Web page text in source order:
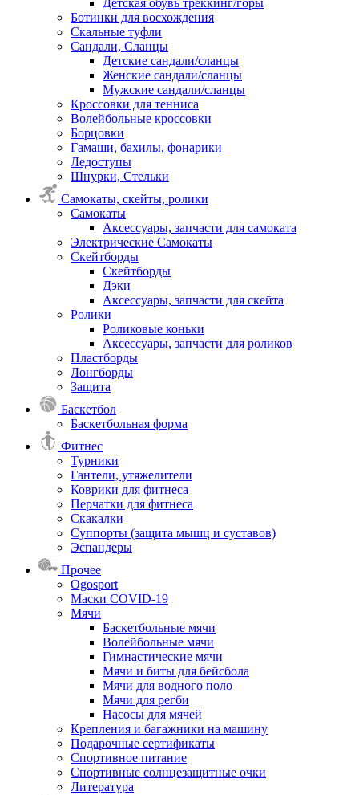
Детская обувь треккинг/горы
Ботинки для восхождения
Скальные туфли
Сандали, Сланцы
Детские сандали/сланцы
Женские сандали/сланцы
Мужские сандали/сланцы
Кроссовки для тенниса
Волейбольные кроссовки
Борцовки
Гамаши, бахилы, фонарики
Ледоступы
Шнурки, Стельки
Самокаты, скейты, ролики
Самокаты
Аксессуары, запчасти для самоката
Электрические Самокаты
Скейтборды
Скейтборды
Дэки
Аксессуары, запчасти для скейта
Ролики
Роликовые коньки
Аксессуары, запчасти для роликов
Пластборды
Лонгборды
Защита
Баскетбол
Баскетбольная форма
Фитнес
Турники
Гантели, утяжелители
Коврики для фитнеса
Перчатки для фитнеса
Скакалки
Суппорты (защита мышц и суставов)
Эспандеры
Прочее
Ogosport
Маски COVID-19
Мячи
Баскетбольные мячи
Волейбольные мячи
Гимнастические мячи
Мячи и биты для бейсбола
Мячи для водного поло
Мячи для регби
Насосы для мячей
Крепления и багажники на машину
Подарочные сертификаты
Спортивное питание
Спортивные солнцезащитные очки
Литература